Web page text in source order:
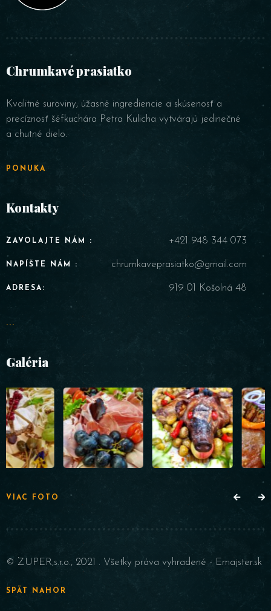
Chrumkavé prasiatko
Kvalitné suroviny, úžasné ingrediencie a skúsenosť a
precíznosť šéfkuchára Petra Kulicha vytvárajú jedinečné
a chutné dielo.
PONUKA
Kontakty
ZAVOLAJTE NÁM : +421 948 344 073
NAPÍŠTE NÁM : chrumkaveprasiatko@gmail.com
ADRESA: 919 01 Košolná 48
...
Galéria
VIAC FOTO
© ZUPER,s.r.o., 2021 . Všetky práva vyhradené - Emajster.sk
SPÄT NAHOR